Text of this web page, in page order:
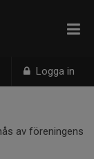
Logga in
av föreningens